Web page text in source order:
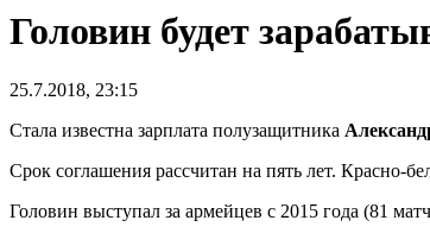
Головин будет
25.7.2018, 23:15
Стала известна зарплата полузащитника
Срок соглашения рассчитан на пять лет. Красно-
Головин выступал за армейцев с 2015 года (81